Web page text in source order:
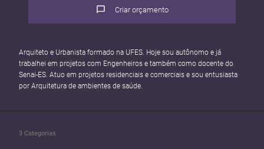
Criar orçamento
Arquiteto e Urbanista formado na UFES. Hoje sou autônomo e já
trabalhei em projetos com Engenheiros e também como docente do
Senai-ES. Atuo em projetos residenciais e comerciais e sou entusiasta
por Arquitetura de ambientes de saúde.
3 Categorias